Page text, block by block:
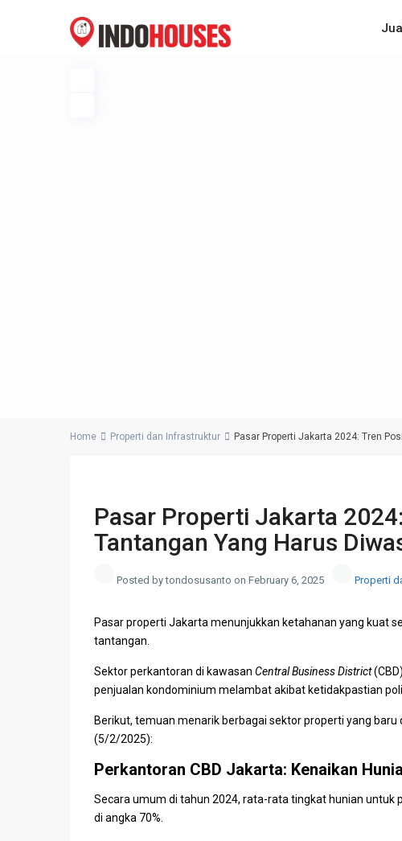
Home Properti dan Infrastruktur Pasar Properti Jakarta 2024: Tren
Pasar Properti Jakarta
Tantangan Yang Harus
Posted by tondosusanto on February 6, 2025 Properti
Pasarproperti Jakarta menunjukkan ketahanan yang kuat
tantangan.
Sektorperkantoran di kawasan Central Business District
penjualan kondominium melambat akibat ketidakpastian
Berikut, temuan menarik berbagai sektor properti yang baru
(5/2/2025):
Perkantoran CBD Jakarta: Kenaikan
Secara umum di tahun 2024, rata-rata tingkat hunian untuk
di angka 70%.